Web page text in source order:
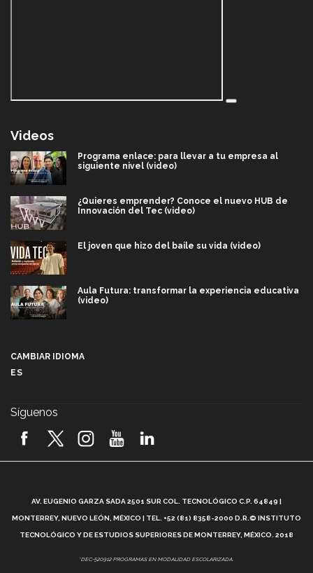
Videos
Programa enlace: para llevar a tu empresa al
siguiente nivel (video)
¿Quieres emprender? Conoce el nuevo HUB de
Innovación del Tec (video)
El joven que hizo del baile su vida (video)
Aula Futura: transformar la experiencia educativa
(video)
2026! (video)
¿Cómo es el Modelo Educativo Tec? (video)
Vida Tec: Feminismo e Inteligencia Artificial, Paola
CAMBIAR IDIOMA
ES
Síguenos
AV. EUGENIO GARZA SADA 2501 SUR COL. TECNOLÓGICO C.P. 64849 |
MONTERREY, NUEVO LEÓN, MÉXICO | TEL. +52 (81) 8358-2000 D.R.© INSTITUTO
TECNOLÓGICO Y DE ESTUDIOS SUPERIORES DE MONTERREY, MÉXICO. 2018
*DEC-520912 PROGRAMAS EN MODALIDAD ESCOLARIZADA.